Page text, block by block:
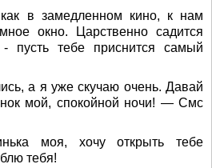
в замедленном кино, к нам
окно. Царственно садится
пусть тебе приснится самый
а я уже скучаю очень. Давай
мой, спокойной ночи! — Смс
моя, хочу открыть тебе
тебя!